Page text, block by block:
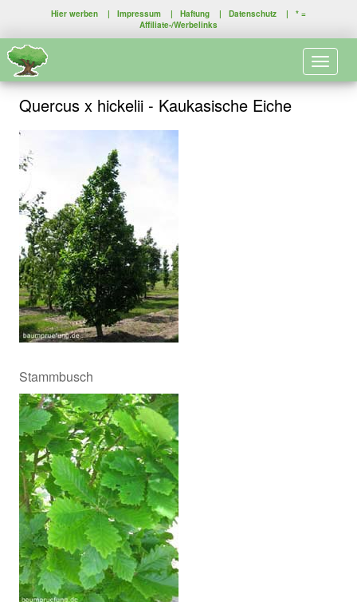
Hier werben | Impressum | Haftung | Datenschutz | * =
Affiliate-/Werbelinks
Quercus x hickelii - Kaukasische Eiche
Stammbusch